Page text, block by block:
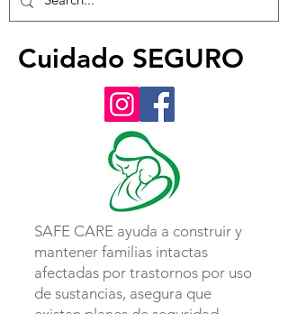
Cuidado SEGURO
SAFE CARE ayuda a construir y
mantener familias intactas
afectadas por trastornos por uso
de sustancias, asegura que